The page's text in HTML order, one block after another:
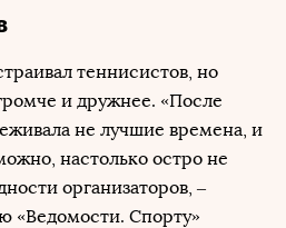
теннисистов, но
и дружнее. «После
не лучшие времена, и
настолько остро не
организаторов, –
«Ведомости. Спорту»